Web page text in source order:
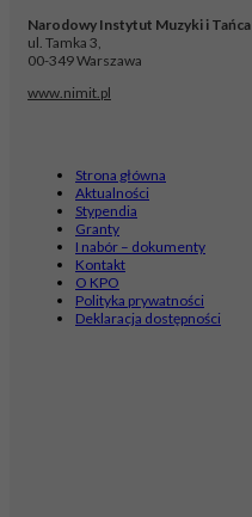
Narodowy Instytut Muzyki i Tańca
ul. Tamka 3,
00-349 Warszawa
www.nimit.pl
Strona główna
Aktualności
Stypendia
Granty
I nabór – dokumenty
Kontakt
O KPO
Polityka prywatności
Deklaracja dostępności